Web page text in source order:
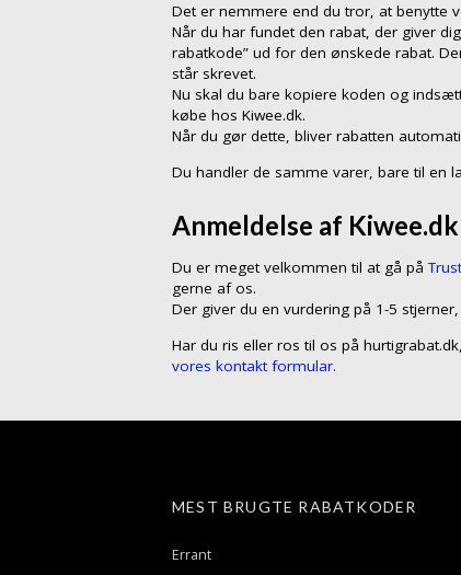
Det er nemmere end du tror, at benytte
Når du har fundet den rabat, der giver
rabatkode” ud for den ønskede rabat.
står skrevet.
Nu skal du bare kopiere koden og
købe hos Kiwee.dk.
Når du gør dette, bliver rabatten
Du handler de samme varer, bare til en
Anmeldelse af
Du er meget velkommen til at gå på
gerne af os.
Der giver du en vurdering på 1-5
Har du ris eller ros til os på
vores kontakt formular.
MEST BRUGTE RABATKODER
Errant